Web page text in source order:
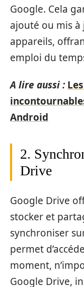
Google. Cela
ajouté ou mis
appareils,
emploi du
A lire aussi :
Android
2.
Drive
Google Drive
stocker et
synchroniser
permet
moment,
Google Drive,